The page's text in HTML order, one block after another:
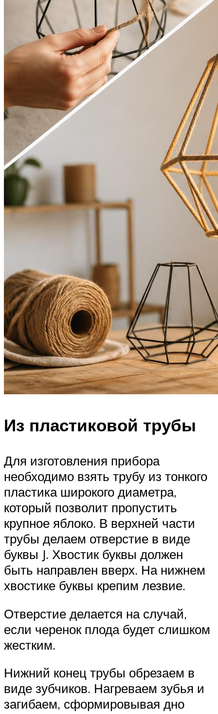
Из пластиковой трубы
Для изготовления прибора
необходимо взять трубу из тонкого
пластика широкого диаметра,
который позволит пропустить
крупное яблоко. В верхней части
трубы делаем отверстие в виде
буквы J. Хвостик буквы должен
быть направлен вверх. На нижнем
хвостике буквы крепим лезвие.
Отверстие делается на случай,
если черенок плода будет слишком
жестким.
Нижний конец трубы обрезаем в
виде зубчиков. Нагреваем зубья и
загибаем, сформировывая дно